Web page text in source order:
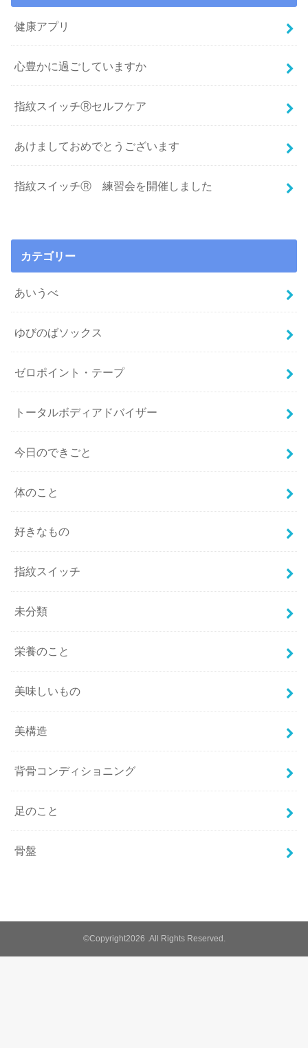
健康アプリ
心豊かに過ごしていますか
指紋スイッチⓇセルフケア
あけましておめでとうございます
指紋スイッチⓇ 練習会を開催しました
カテゴリー
あいうべ
ゆびのばソックス
ゼロポイント・テープ
トータルボディアドバイザー
今日のできごと
体のこと
好きなもの
指紋スイッチ
未分類
栄養のこと
美味しいもの
美構造
背骨コンディショニング
足のこと
骨盤
©Copyright2026 .All Rights Reserved.